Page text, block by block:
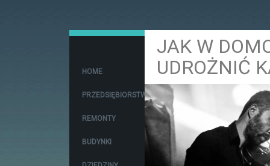
HOME
PRZEDSIĘBIORSTWA
REMONTY
BUDYNKI
JAK W
UDROŻNIĆ